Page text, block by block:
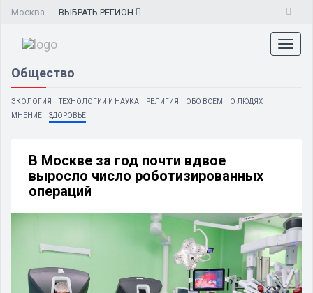
Москва ВЫБРАТЬ РЕГИОН
Общество
ЭКОЛОГИЯ ТЕХНОЛОГИИ И НАУКА РЕЛИГИЯ ОБО ВСЕМ
О ЛЮДЯХ
МНЕНИЕ
ЗДОРОВЬЕ
В Москве за год почти вдвое
выросло число роботизированных
операций